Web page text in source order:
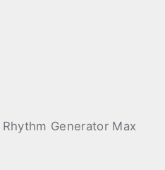
Generator Max